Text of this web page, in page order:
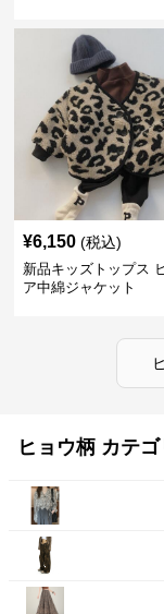
¥6,150 (税込)
新品キッズトップス
ア中綿ジャケット
ヒョウ柄 カテ